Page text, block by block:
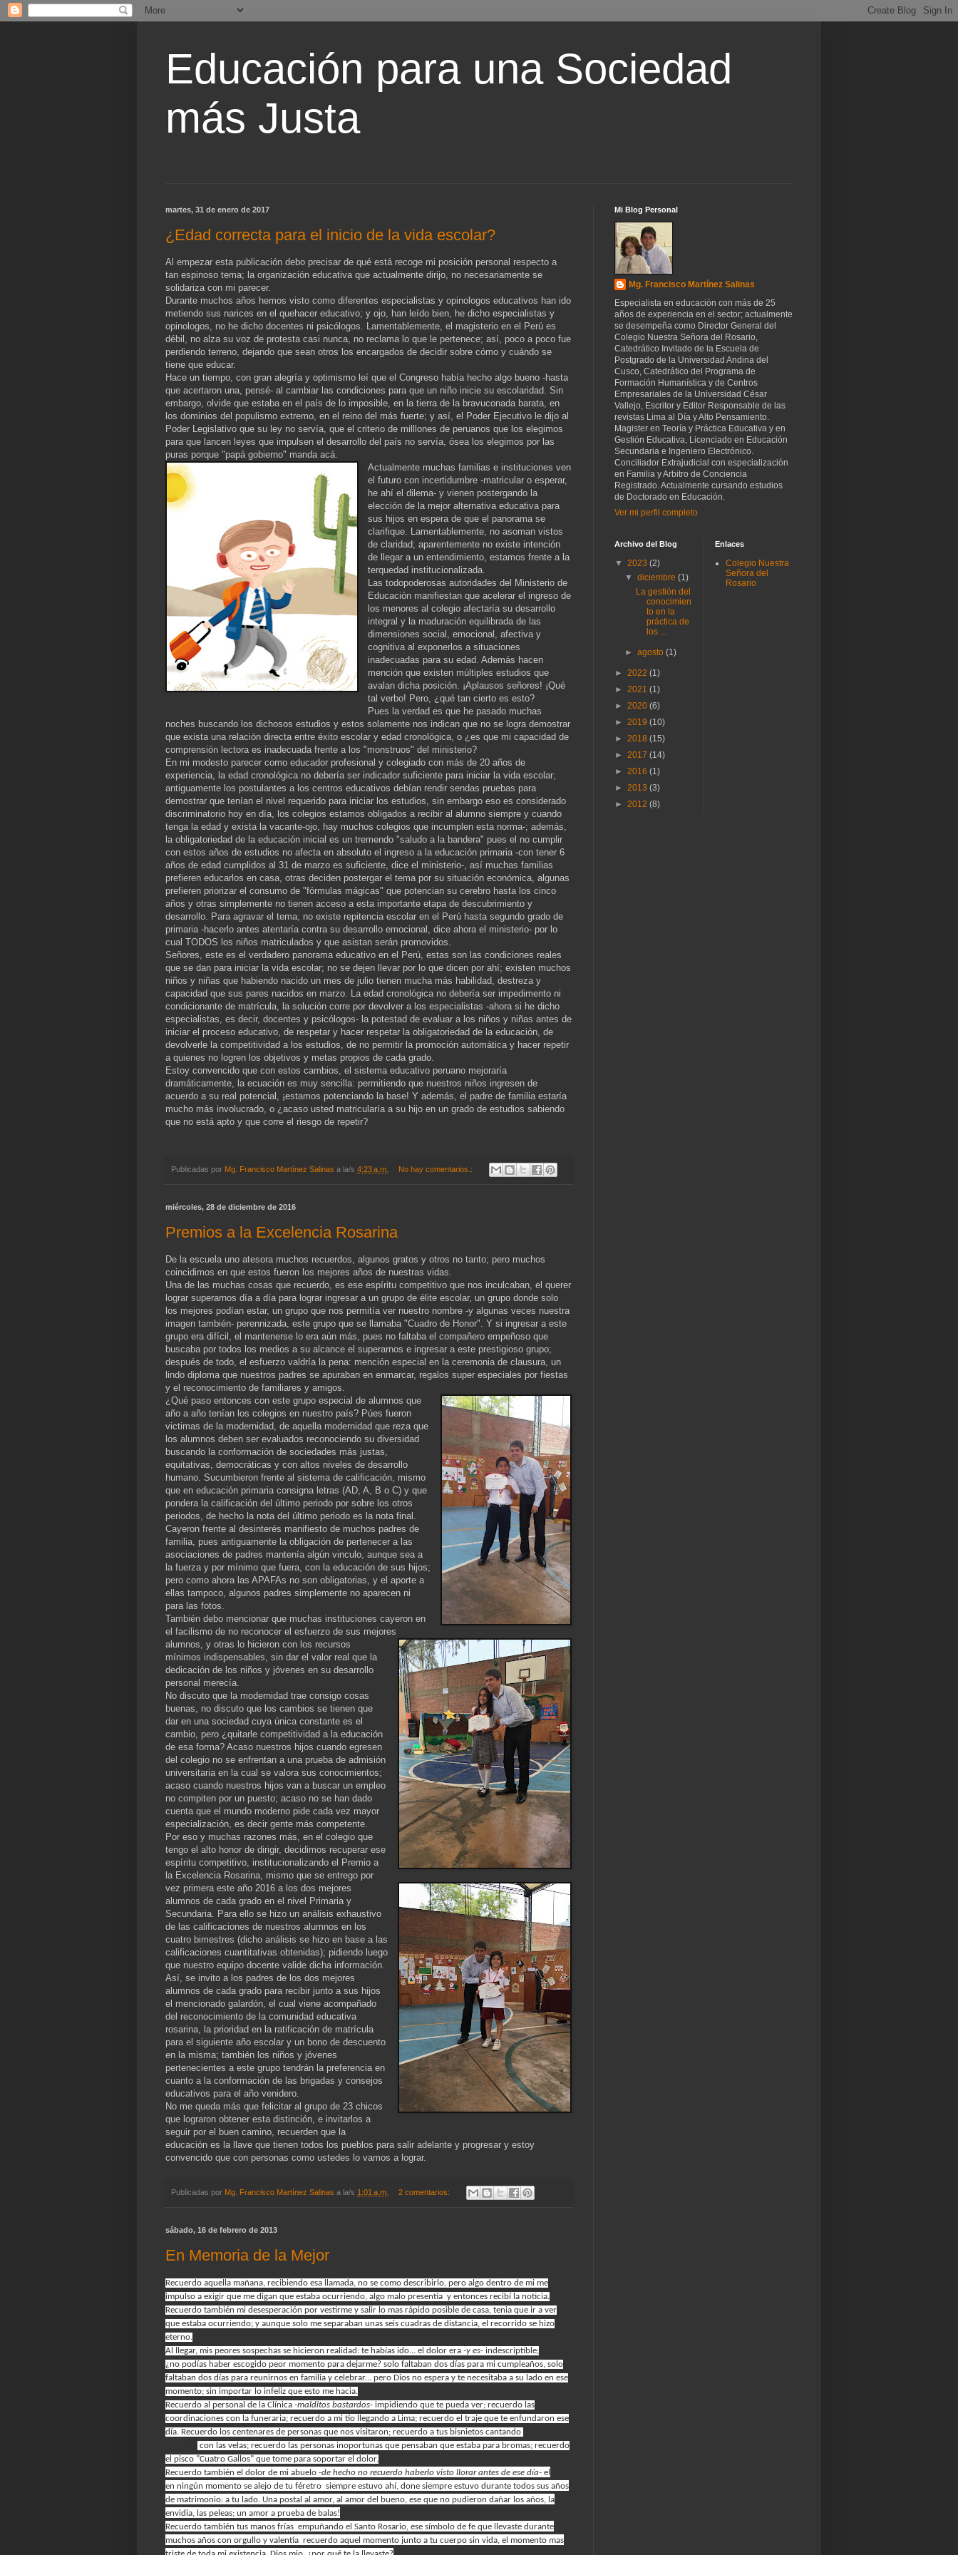
Educación para una Sociedad
más Justa
martes, 31 de enero de 2017
¿Edad correcta para el inicio de la vida escolar?
Al empezar esta publicación debo precisar de qué está recoge mi posición personal respecto a
tan espinoso tema; la organización educativa que actualmente dirijo, no necesariamente se
solidariza con mi parecer.
Durante muchos años hemos visto como diferentes especialistas y opinologos educativos han ido
metiendo sus narices en el quehacer educativo; y ojo, han leído bien, he dicho especialistas y
opinologos, no he dicho docentes ni psicólogos. Lamentablemente, el magisterio en el Perú es
débil, no alza su voz de protesta casi nunca, no reclama lo que le pertenece; así, poco a poco fue
perdiendo terreno, dejando que sean otros los encargados de decidir sobre cómo y cuándo se
tiene que educar.
Hace un tiempo, con gran alegría y optimismo leí que el Congreso había hecho algo bueno -hasta
que acertaron una, pensé- al cambiar las condiciones para que un niño inicie su escolaridad. Sin
embargo, olvide que estaba en el país de lo imposible, en la tierra de la bravuconada barata, en
los dominios del populismo extremo, en el reino del más fuerte; y así, el Poder Ejecutivo le dijo al
Poder Legislativo que su ley no servía, que el criterio de milllones de peruanos que los elegimos
para que lancen leyes que impulsen el desarrollo del país no servía, ósea los elegimos por las
puras porque "papá gobierno" manda acá.
Actualmente muchas familias e instituciones ven
el futuro con incertidumbre -matricular o esperar,
he ahí el dilema- y vienen postergando la
elección de la mejor alternativa educativa para
sus hijos en espera de que el panorama se
clarifique. Lamentablemente, no asoman vistos
de claridad; aparentemente no existe intención
de llegar a un entendimiento, estamos frente a la
terquedad institucionalizada.
Las todopoderosas autoridades del Ministerio de
Educación manifiestan que acelerar el ingreso de
los menores al colegio afectaría su desarrollo
integral y la maduración equilibrada de las
dimensiones social, emocional, afectiva y
cognitiva al exponerlos a situaciones
inadecuadas para su edad. Además hacen
mención que existen múltiples estudios que
avalan dicha posición. ¡Aplausos señores! ¡Qué
tal verbo! Pero, ¿qué tan cierto es esto?
Pues la verdad es que he pasado muchas
noches buscando los dichosos estudios y estos solamente nos indican que no se logra demostrar
que exista una relación directa entre éxito escolar y edad cronológica, o ¿es que mi capacidad de
comprensión lectora es inadecuada frente a los "monstruos" del ministerio?
En mi modesto parecer como educador profesional y colegiado con más de 20 años de
experiencia, la edad cronológica no debería ser indicador suficiente para iniciar la vida escolar;
antiguamente los postulantes a los centros educativos debían rendir sendas pruebas para
demostrar que tenían el nivel requerido para iniciar los estudios, sin embargo eso es considerado
discriminatorio hoy en día, los colegios estamos obligados a recibir al alumno siempre y cuando
tenga la edad y exista la vacante-ojo, hay muchos colegios que incumplen esta norma-; además,
la obligatoriedad de la educación inicial es un tremendo "saludo a la bandera" pues el no cumplir
con estos años de estudios no afecta en absoluto el ingreso a la educación primaria -con tener 6
años de edad cumplidos al 31 de marzo es suficiente, dice el ministerio-, así muchas familias
prefieren educarlos en casa, otras deciden postergar el tema por su situación económica, algunas
prefieren priorizar el consumo de "fórmulas mágicas" que potencian su cerebro hasta los cinco
años y otras simplemente no tienen acceso a esta importante etapa de descubrimiento y
desarrollo. Para agravar el tema, no existe repitencia escolar en el Perú hasta segundo grado de
primaria -hacerlo antes atentaría contra su desarrollo emocional, dice ahora el ministerio- por lo
cual TODOS los niños matriculados y que asistan serán promovidos.
Señores, este es el verdadero panorama educativo en el Perú, estas son las condiciones reales
que se dan para iniciar la vida escolar; no se dejen llevar por lo que dicen por ahí; existen muchos
niños y niñas que habiendo nacido un mes de julio tienen mucha más habilidad, destreza y
capacidad que sus pares nacidos en marzo. La edad cronológica no debería ser impedimento ni
condicionante de matrícula, la solución corre por devolver a los especialistas -ahora si he dicho
especialistas, es decir, docentes y psicólogos- la potestad de evaluar a los niños y niñas antes de
iniciar el proceso educativo, de respetar y hacer respetar la obligatoriedad de la educación, de
devolverle la competitividad a los estudios, de no permitir la promoción automática y hacer repetir
a quienes no logren los objetivos y metas propios de cada grado.
Estoy convencido que con estos cambios, el sistema educativo peruano mejoraría
dramáticamente, la ecuación es muy sencilla: permitiendo que nuestros niños ingresen de
acuerdo a su real potencial, ¡estamos potenciando la base! Y además, el padre de familia estaría
mucho más involucrado, o ¿acaso usted matricularía a su hijo en un grado de estudios sabiendo
que no está apto y que corre el riesgo de repetir?
Publicadas por Mg. Francisco Martínez Salinas a la/s 4:23 a.m. No hay comentarios.:
miércoles, 28 de diciembre de 2016
Premios a la Excelencia Rosarina
De la escuela uno atesora muchos recuerdos, algunos gratos y otros no tanto; pero muchos
coincidimos en que estos fueron los mejores años de nuestras vidas.
Una de las muchas cosas que recuerdo, es ese espíritu competitivo que nos inculcaban, el querer
lograr superarnos día a día para lograr ingresar a un grupo de élite escolar, un grupo donde solo
los mejores podían estar, un grupo que nos permitía ver nuestro nombre -y algunas veces nuestra
imagen también- perennizada, este grupo que se llamaba "Cuadro de Honor". Y si ingresar a este
grupo era difícil, el mantenerse lo era aún más, pues no faltaba el compañero empeñoso que
buscaba por todos los medios a su alcance el superarnos e ingresar a este prestigioso grupo;
después de todo, el esfuerzo valdría la pena: mención especial en la ceremonia de clausura, un
lindo diploma que nuestros padres se apuraban en enmarcar, regalos super especiales por fiestas
y el reconocimiento de familiares y amigos.
¿Qué paso entonces con este grupo especial de alumnos que
año a año tenían los colegios en nuestro país? Púes fueron
victimas de la modernidad, de aquella modernidad que reza que
los alumnos deben ser evaluados reconociendo su diversidad
buscando la conformación de sociedades más justas,
equitativas, democráticas y con altos niveles de desarrollo
humano. Sucumbieron frente al sistema de calificación, mismo
que en educación primaria consigna letras (AD, A, B o C) y que
pondera la calificación del último periodo por sobre los otros
periodos, de hecho la nota del último periodo es la nota final.
Cayeron frente al desinterés manifiesto de muchos padres de
familia, pues antiguamente la obligación de pertenecer a las
asociaciones de padres mantenía algún vinculo, aunque sea a
la fuerza y por mínimo que fuera, con la educación de sus hijos;
pero como ahora las APAFAs no son obligatorias, y el aporte a
ellas tampoco, algunos padres simplemente no aparecen ni
para las fotos.
También debo mencionar que muchas instituciones cayeron en
el facilismo de no reconocer el esfuerzo de sus mejores
alumnos, y otras lo hicieron con los recursos
mínimos indispensables, sin dar el valor real que la
dedicación de los niños y jóvenes en su desarrollo
personal merecía.
No discuto que la modernidad trae consigo cosas
buenas, no discuto que los cambios se tienen que
dar en una sociedad cuya única constante es el
cambio, pero ¿quitarle competitividad a la educación
de esa forma? Acaso nuestros hijos cuando egresen
del colegio no se enfrentan a una prueba de admisión
universitaria en la cual se valora sus conocimientos;
acaso cuando nuestros hijos van a buscar un empleo
no compiten por un puesto; acaso no se han dado
cuenta que el mundo moderno pide cada vez mayor
especialización, es decir gente más competente.
Por eso y muchas razones más, en el colegio que
tengo el alto honor de dirigir, decidimos recuperar ese
espíritu competitivo, institucionalizando el Premio a
la Excelencia Rosarina, mismo que se entrego por
vez primera este año 2016 a los dos mejores
alumnos de cada grado en el nivel Primaria y
Secundaria. Para ello se hizo un análisis exhaustivo
de las calificaciones de nuestros alumnos en los
cuatro bimestres (dicho análisis se hizo en base a las
calificaciones cuantitativas obtenidas); pidiendo luego
que nuestro equipo docente valide dicha información.
Así, se invito a los padres de los dos mejores
alumnos de cada grado para recibir junto a sus hijos
el mencionado galardón, el cual viene acompañado
del reconocimiento de la comunidad educativa
rosarina, la prioridad en la ratificación de matrícula
para el siguiente año escolar y un bono de descuento
en la misma; también los niños y jóvenes
pertenecientes a este grupo tendrán la preferencia en
cuanto a la conformación de las brigadas y consejos
educativos para el año venidero.
No me queda más que felicitar al grupo de 23 chicos
que lograron obtener esta distinción, e invitarlos a
seguir por el buen camino, recuerden que la
educación es la llave que tienen todos los pueblos para salir adelante y progresar y estoy
convencido que con personas como ustedes lo vamos a lograr.
Publicadas por Mg. Francisco Martínez Salinas a la/s 1:01 a.m. 2 comentarios:
sábado, 16 de febrero de 2013
En Memoria de la Mejor
Recuerdo aquella mañana, recibiendo esa llamada, no se como describirlo, pero algo dentro de mi me
impulso a exigir que me digan que estaba ocurriendo, algo malo presentía y entonces recibí la noticia.
Recuerdo también mi desesperación por vestirme y salir lo mas rápido posible de casa, tenia que ir a ver
que estaba ocurriendo; y aunque solo me separaban unas seis cuadras de distancia, el recorrido se hizo
eterno.
Al llegar, mis peores sospechas se hicieron realidad: te habías ido... el dolor era -y es- indescriptible;
¿no podías haber escogido peor momento para dejarme? solo faltaban dos días para mi cumpleaños, solo
faltaban dos días para reunirnos en familia y celebrar... pero Dios no espera y te necesitaba a su lado en ese
momento; sin importar lo infeliz que esto me hacia.
Recuerdo al personal de la Clínica -malditos bastardos- impidiendo que te pueda ver; recuerdo las
coordinaciones con la funeraria; recuerdo a mi tío llegando a Lima; recuerdo el traje que te enfundaron ese
día. Recuerdo los centenares de personas que nos visitaron; recuerdo a tus bisnietos cantando
con las velas; recuerdo las personas inoportunas que pensaban que estaba para bromas; recuerdo
el pisco "Cuatro Gallos" que tome para soportar el dolor.
Recuerdo también el dolor de mi abuelo -de hecho no recuerdo haberlo visto llorar antes de ese día- el
en ningún momento se alejo de tu féretro siempre estuvo ahí, done siempre estuvo durante todos sus años
de matrimonio: a tu lado. Una postal al amor, al amor del bueno, ese que no pudieron dañar los años, la
envidia, las peleas; un amor a prueba de balas!
Recuerdo también tus manos frías empuñando el Santo Rosario, ese símbolo de fe que llevaste durante
muchos años con orgullo y valentía recuerdo aquel momento junto a tu cuerpo sin vida, el momento mas
Mi Blog Personal
Mg. Francisco Martínez Salinas
Especialista en educación con más de 25
años de experiencia en el sector; actualmente
se desempeña como Director General del
Colegio Nuestra Señora del Rosario,
Catedrático Invitado de la Escuela de
Postgrado de la Universidad Andina del
Cusco, Catedrático del Programa de
Formación Humanística y de Centros
Empresariales de la Universidad César
Vallejo, Escritor y Editor Responsable de las
revistas Lima al Día y Alto Pensamiento.
Magister en Teoría y Práctica Educativa y en
Gestión Educativa, Licenciado en Educación
Secundaria e Ingeniero Electrónico.
Conciliador Extrajudicial con especialización
en Familia y Arbitro de Conciencia
Registrado. Actualmente cursando estudios
de Doctorado en Educación.
Ver mi perfil completo
Archivo del Blog
▼ 2023 (2)
▼diciembre(1)
La gestión del
conocimien
to en la
práctica de
los ...
►agosto(1)
► 2022 (1)
► 2021 (1)
► 2020 (6)
► 2019 (10)
► 2018 (15)
► 2017 (14)
► 2016 (1)
► 2013 (3)
► 2012 (8)
Enlaces
Colegio Nuestra
Señora del
Rosario